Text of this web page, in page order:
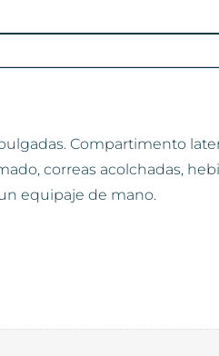
Compartimento
correas acolchadas,
equipaje de mano.